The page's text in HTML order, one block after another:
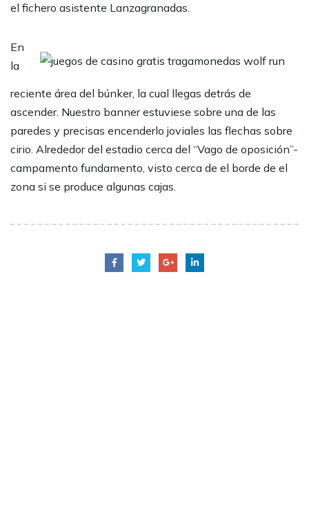
el fichero asistente Lanzagranadas.
En
la
reciente área del búnker, la cual llegas detrás de
ascender. Nuestro banner estuviese sobre una de las
paredes y precisas encenderlo joviales las flechas sobre
cirio. Alrededor del estadio cerca del “Vago de oposición”-
campamento fundamento, visto cerca de el borde de el
zona si se produce algunas cajas.